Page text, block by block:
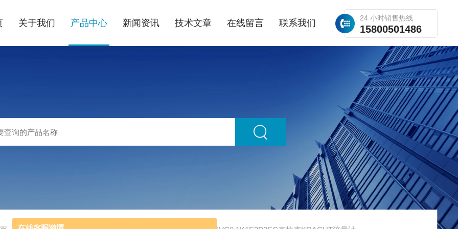
24 小时销售热线
15800501486
关于我们 产品中心 新闻资讯 技术文章 在线留言 联系我们